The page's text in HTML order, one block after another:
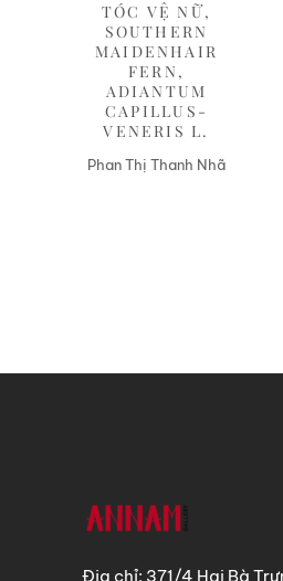
TÓC VỆ NỮ,
SOUTHERN
MAIDENHAIR
FERN,
ADIANTUM
CAPILLUS-
VENERIS L.
Phan Thị Thanh Nhã
Địa chỉ: 371/4 Hai Bà